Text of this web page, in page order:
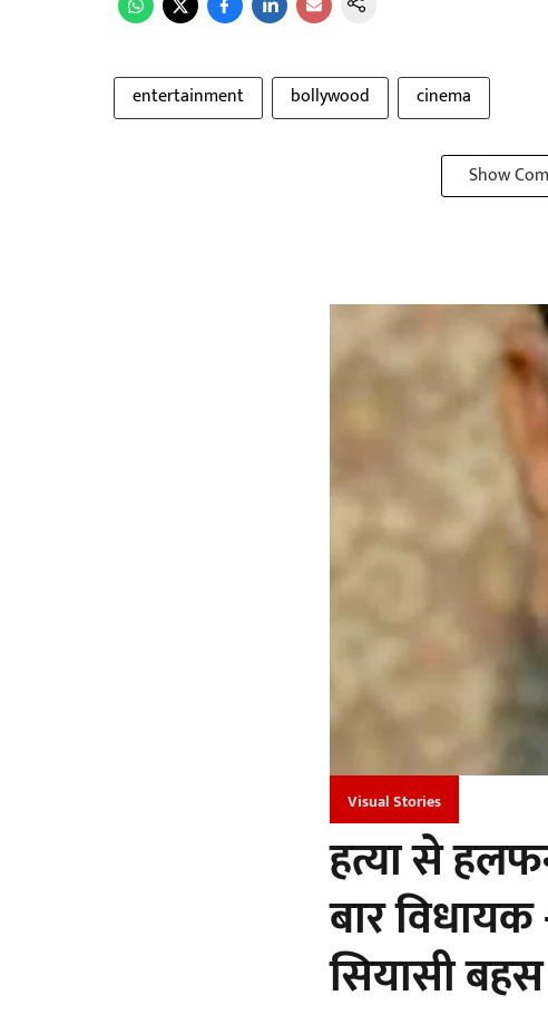
entertainment bollywood cinema
Show
Visual Stories
हत्या से
बार
सियासी बहस